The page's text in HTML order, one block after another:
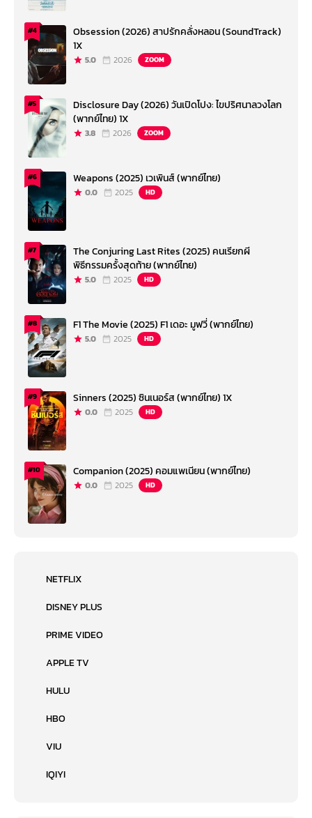
#4
Obsession (2026) สาปรักคลั่งหลอน (SoundTrack)
1X
5.0 2026 ZOOM
#5
Disclosure Day (2026) วันเปิดโปง: ไขปริศนาลวงโลก
(พากย์ไทย) 1X
3.8 2026 ZOOM
#6 Weapons (2025) เวเพินส์ (พากย์ไทย)
0.0 2025 HD
#7
The Conjuring Last Rites (2025) คนเรียกผี
พิธีกรรมครั้งสุดท้าย (พากย์ไทย)
5.0 2025 HD
#8 F1 The Movie (2025) F1 เดอะ มูฟวี่ (พากย์ไทย)
5.0 2025 HD
#9 Sinners (2025) ซินเนอร์ส (พากย์ไทย) 1X
0.0 2025 HD
#10 Companion (2025) คอมแพเนียน (พากย์ไทย)
0.0 2025 HD
NETFLIX
DISNEY PLUS
PRIME VIDEO
APPLE TV
HULU
HBO
VIU
IQIYI